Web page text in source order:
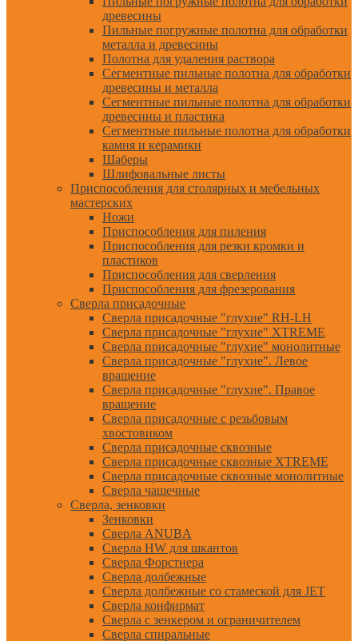
древесины
Пильные погружные полотна для обработки
металла и древесины
Полотна для удаления раствора
Сегментные пильные полотна для обработки
древесины и металла
Сегментные пильные полотна для обработки
древесины и пластика
Сегментные пильные полотна для обработки
камня и керамики
Шаберы
Шлифовальные листы
Приспособления для столярных и мебельных
мастерских
Ножи
Приспособления для пиления
Приспособления для резки кромки и
пластиков
Приспособления для сверления
Приспособления для фрезерования
Сверла присадочные
Сверла присадочные "глухие" RH-LH
Сверла присадочные "глухие" XTREME
Сверла присадочные "глухие" монолитные
Сверла присадочные "глухие". Левое
вращение
Сверла присадочные "глухие". Правое
вращение
Сверла присадочные с резьбовым
хвостовиком
Сверла присадочные сквозные
Сверла присадочные сквозные XTREME
Сверла присадочные сквозные монолитные
Сверла чашечные
Сверла, зенковки
Зенковки
Сверла ANUBA
Сверла HW для шкантов
Сверла Форстнера
Сверла долбежные
Сверла долбежные со стамеской для JET
Сверла конфирмат
Сверла с зенкером и ограничителем
Сверла спиральные